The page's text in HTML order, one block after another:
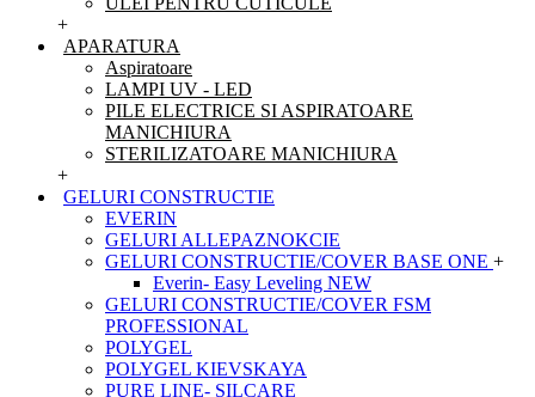
+
APARATURA
Aspiratoare
LAMPI UV - LED
PILE ELECTRICE SI ASPIRATOARE
MANICHIURA
STERILIZATOARE MANICHIURA
+
GELURI CONSTRUCTIE
EVERIN
GELURI ALLEPAZNOKCIE
GELURI CONSTRUCTIE/COVER BASE ONE +
Everin- Easy Leveling NEW
GELURI CONSTRUCTIE/COVER FSM
PROFESSIONAL
POLYGEL
POLYGEL KIEVSKAYA
PURE LINE- SILCARE